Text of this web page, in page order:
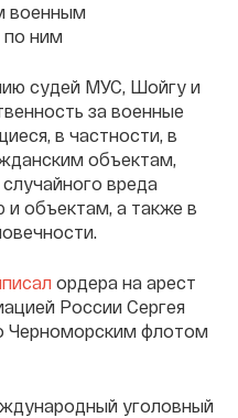
военным
ним
судей МУС, Шойгу и
за военные
в частности, в
объектам,
вреда
и объектам, а также в
ордера на арест
России Сергея
Черноморским флотом
уголовный